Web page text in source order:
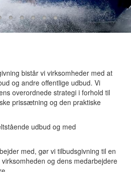
bistår vi virksomheder med at
og andre offentlige udbud. Vi
overordnede strategi i forhold til
prissætning og den praktiske
udbud og med
med, gør vi tilbudsgivning til en
og dens medarbejdere